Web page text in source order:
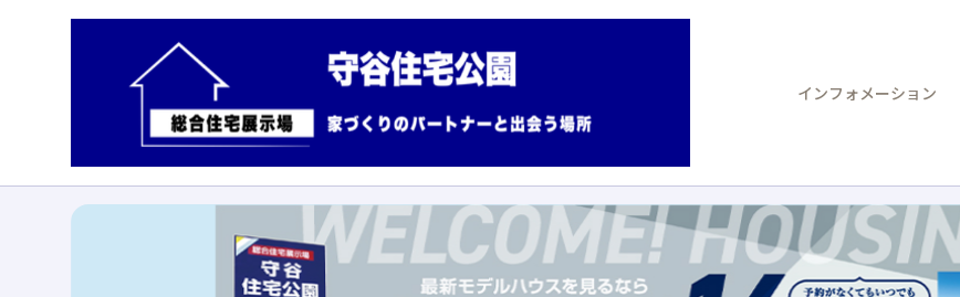
インフォメーション